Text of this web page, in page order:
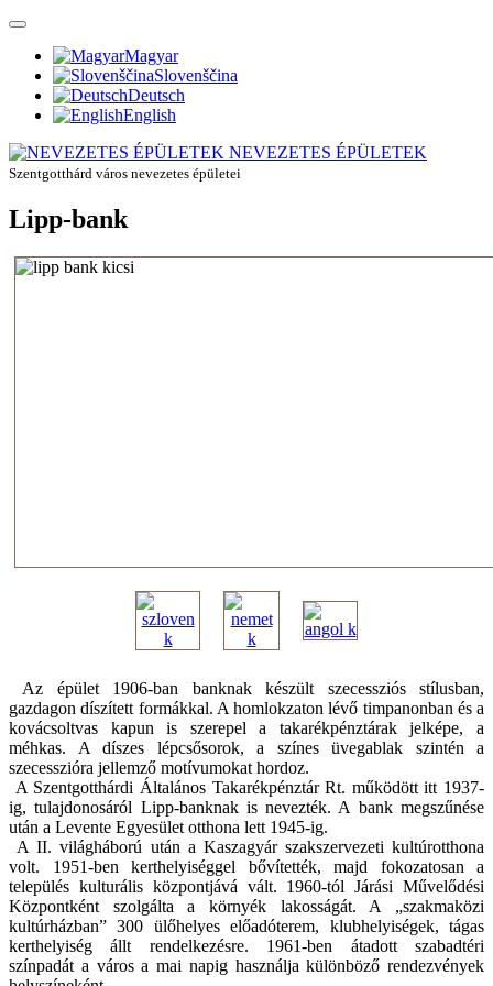
Magyar
Slovenščina
Deutsch
English
NEVEZETES ÉPÜLETEK
Szentgotthárd város nevezetes épületei
Lipp-bank
Az épület 1906-ban banknak készült szecessziós stílusban,
gazdagon díszített formákkal. A homlokzaton lévő timpanonban és a
kovácsoltvas kapun is szerepel a takarékpénztárak jelképe, a
méhkas. A díszes lépcsősorok, a színes üvegablak szintén a
szecesszióra jellemző motívumokat hordoz.
A Szentgotthárdi Általános Takarékpénztár Rt. működött itt 1937-
ig, tulajdonosáról Lipp-banknak is nevezték. A bank megszűnése
után a Levente Egyesület otthona lett 1945-ig.
A II. világháború után a Kaszagyár szakszervezeti kultúrotthona
volt. 1951-ben kerthelyiséggel bővítették, majd fokozatosan a
település kulturális központjává vált. 1960-tól Járási Művelődési
Központként szolgálta a környék lakosságát. A „szakmaközi
kultúrházban” 300 ülőhelyes előadóterem, klubhelyiségek, tágas
kerthelyiség állt rendelkezésre. 1961-ben átadott szabadtéri
színpadát a város a mai napig használja különböző rendezvények